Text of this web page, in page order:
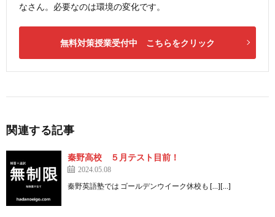
なさん。必要なのは環境の変化です。
無料対策授業受付中 こちらをクリック
関連する記事
秦野高校 ５月テスト目前！
2024.05.08
秦野英語塾では ゴールデンウイーク休校も […][…]